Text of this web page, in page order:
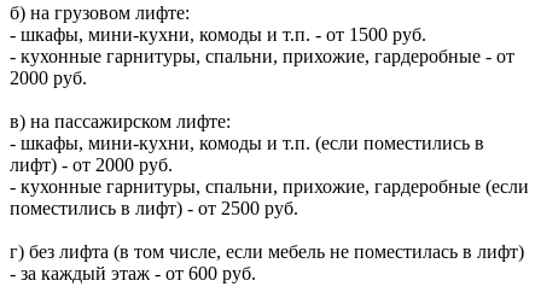
б) на грузовом лифте:
- шкафы, мини-кухни, комоды и т.п. - от 1500 руб.
- кухонные гарнитуры, спальни, прихожие, гардеробные - от
2000 руб.
в) на пассажирском лифте:
- шкафы, мини-кухни, комоды и т.п. (если поместились в
лифт) - от 2000 руб.
- кухонные гарнитуры, спальни, прихожие, гардеробные (если
поместились в лифт) - от 2500 руб.
г) без лифта (в том числе, если мебель не поместилась в лифт)
- за каждый этаж - от 600 руб.